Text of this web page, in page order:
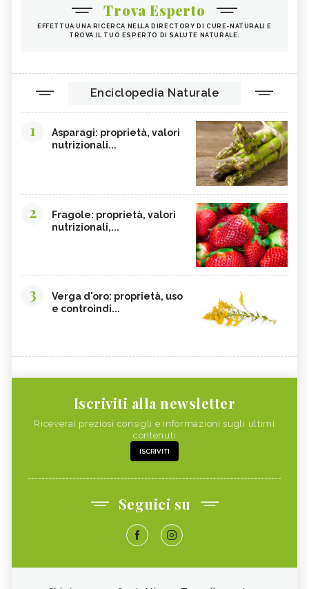
Trova Esperto
EFFETTUA UNA RICERCA NELLA DIRECTORY DI CURE-NATURALI E
TROVA IL TUO ESPERTO DI SALUTE NATURALE.
Enciclopedia Naturale
1
Asparagi: proprietà, valori
nutrizionali...
2
Fragole: proprietà, valori
nutrizionali,...
3
Verga d'oro: proprietà, uso
e controindi...
Iscriviti alla newsletter
Riceverai preziosi consigli e informazioni sugli ultimi
contenuti
ISCRIVITI
Seguici su